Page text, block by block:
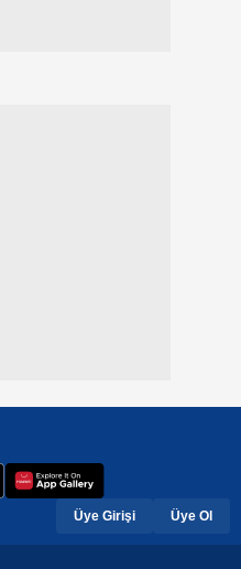
Üye Girişi Üye Ol